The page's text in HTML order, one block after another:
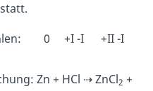
0 +I -I +II -I
Zn + HCl ⇢ ZnCl2 +